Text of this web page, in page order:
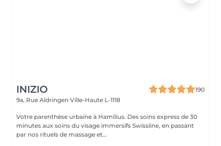
INIZIO
190
9a, Rue Aldringen Ville-Haute L-1118
Votre parenthèse urbaine à Hamilius. Des soins express de 30
minutes aux soins du visage immersifs Swissline, en passant
par nos rituels de massage et...